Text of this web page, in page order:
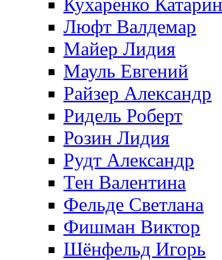
Люфт Валдемaр
Майер Лидия
Мауль Евгений
Райзер Александр
Ридель Роберт
Розин Лидия
Рудт Александр
Тен Валентина
Фельде Светлана
Фишман Виктор
Шёнфельд Игорь